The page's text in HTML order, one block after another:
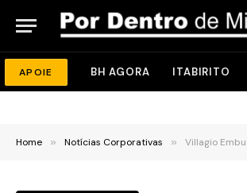
APOIE BH AGORA ITABIRITO
Home » Notícias Corporativas » Villagio Embu